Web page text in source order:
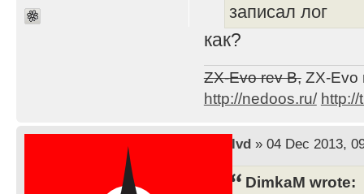
записал лог
как?
ZX-Evo rev B,ZX-Evo
http://nedoos.ru/
lvd» 04 Dec 2013,
DimkaM wrote: